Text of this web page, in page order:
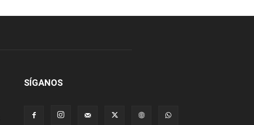
de
el
Folclore
SÍGANOS